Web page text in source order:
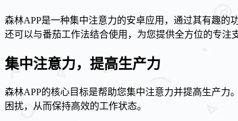
森林APP是一种集中注意力的安卓应用，通过其有趣
还可以与番茄工作法结合使用，为您提供全方位的专注
集中注意力，提高生产力
森林APP的核心目标是帮助您集中注意力并提高生产力
困扰，从而保持高效的工作状态。